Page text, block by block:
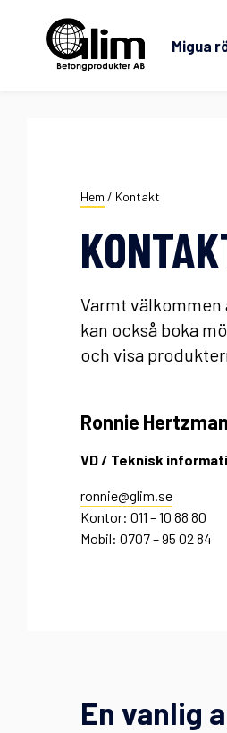
Migua
Hem / Kontakt
Varmt välkommen
kan också boka
och visa
Ronnie Hertzman
VD / Teknisk
ronnie@glim.se
Kontor: 011 – 10 88 80
Mobil: 0707 – 95 02 84
En vanlig